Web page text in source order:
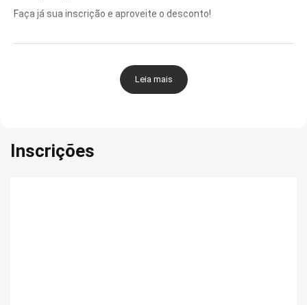
Faça já sua inscrição e aproveite o desconto!
Lote de desconto 02: até 31 de agosto – R$ 70,00
Lote de desconto 03: até 30 de setembro – R$ 80,00
Leia mais
Inscrições